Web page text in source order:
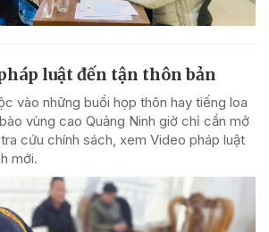
luật đến tận thôn bản
vào những buổi họp thôn hay tiếng loa
vùng cao Quảng Ninh giờ chỉ cần mở
cứu chính sách, xem Video pháp luật
mới.